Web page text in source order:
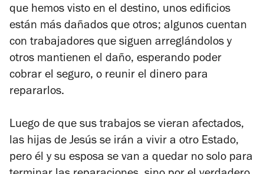
que hemos visto en el destino, unos edificios
están más dañados que otros; algunos cuentan
con trabajadores que siguen arreglándolos y
otros mantienen el daño, esperando poder
cobrar el seguro, o reunir el dinero para
repararlos.
Luego de que sus trabajos se vieran afectados,
las hijas de Jesús se irán a vivir a otro Estado,
pero él y su esposa se van a quedar no solo para